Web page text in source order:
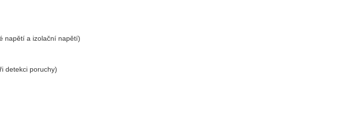
napětí a izolační napětí)
detekci poruchy)